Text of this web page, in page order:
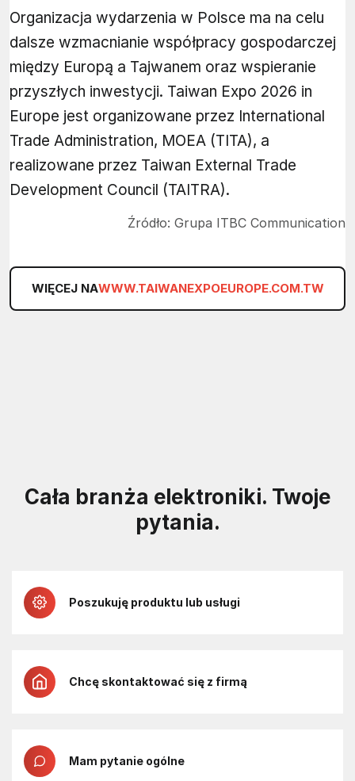
Organizacja wydarzenia w Polsce ma na celu
dalsze wzmacnianie współpracy gospodarczej
między Europą a Tajwanem oraz wspieranie
przyszłych inwestycji. Taiwan Expo 2026 in
Europe jest organizowane przez International
Trade Administration, MOEA (TITA), a
realizowane przez Taiwan External Trade
Development Council (TAITRA).
Źródło: Grupa ITBC Communication
WIĘCEJ NAWWW.TAIWANEXPOEUROPE.COM.TW
Cała branża elektroniki. Twoje
pytania.
Poszukuję produktu lub usługi
Chcę skontaktować się z firmą
Mam pytanie ogólne